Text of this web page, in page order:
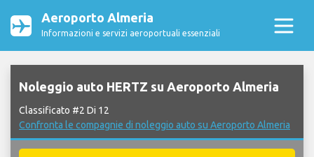
Aeroporto Almeria
Informazioni e servizi aeroportuali essenziali
Noleggio auto HERTZ su Aeroporto Almeria
Classificato #2 Di 12
Confronta le compagnie di noleggio auto su Aeroporto Almeria